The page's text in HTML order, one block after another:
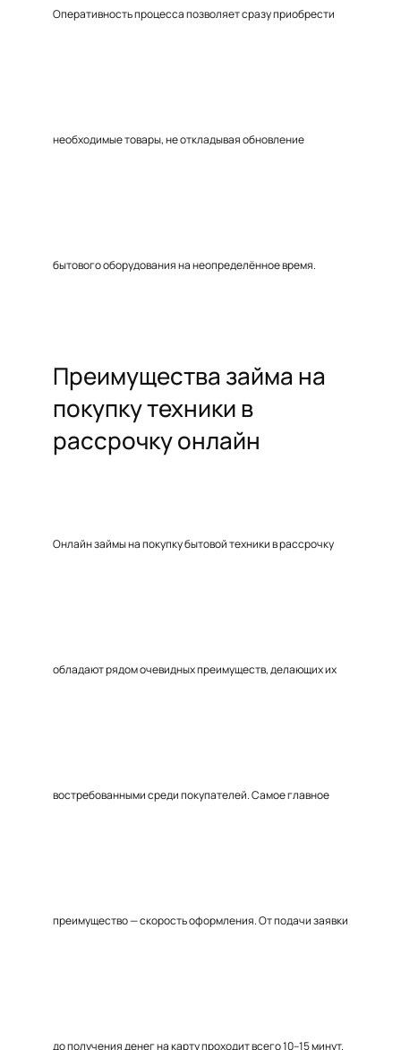
Оперативность процесса позволяет сразу приобрести
необходимые товары, не откладывая обновление
бытового оборудования на неопределённое время.
Преимущества займа на
покупку техники в
рассрочку онлайн
Онлайн займы на покупку бытовой техники в рассрочку
обладают рядом очевидных преимуществ, делающих их
востребованными среди покупателей. Самое главное
преимущество — скорость оформления. От подачи заявки
до получения денег на карту проходит всего 10–15 минут.